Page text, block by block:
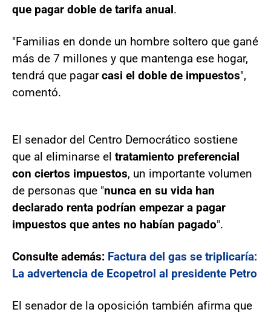
que pagar doble de tarifa anual.
"Familias en donde un hombre soltero que gané
más de 7 millones y que mantenga ese hogar,
tendrá que pagarcasi el doble de impuestos",
comentó.
El senador del Centro Democrático sostiene
que al eliminarse el tratamiento preferencial
con ciertos impuestos, un importante volumen
de personas que "nunca en su vida han
declarado renta podrían empezar a pagar
impuestos que antes no habían pagado".
Consulte además: Factura del gas se triplicaría:
La advertencia de Ecopetrol al presidente Petro
El senador de la oposición también afirma que